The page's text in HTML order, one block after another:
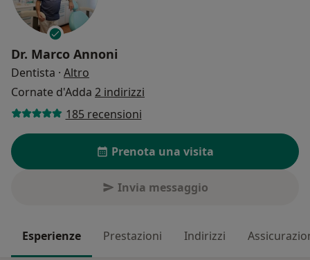
Dr. Marco Annoni
Dentista · Altro
Cornate d'Adda 2 indirizzi
185 recensioni
Prenota una visita
Invia messaggio
Esperienze Prestazioni Indirizzi